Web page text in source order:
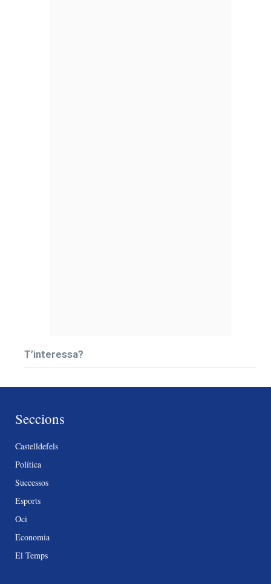
T’interessa?
Seccions
Castelldefels
Política
Successos
Esports
Oci
Economia
El Temps